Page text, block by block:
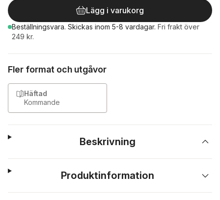
Lägg i varukorg
Beställningsvara. Skickas inom 5-8 vardagar. Fri frakt över
249 kr.
Fler format och utgåvor
Häftad
Kommande
Beskrivning
Produktinformation